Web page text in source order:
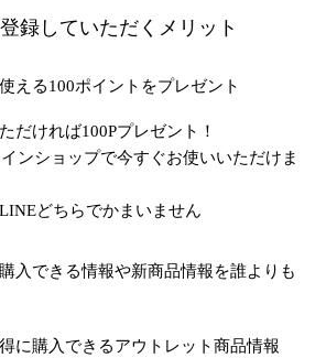
録していただくメリット
える100ポイントをプレゼント
だければ100Pプレゼント！
ンショップで今すぐお使いいただけま
どちらでかまいません
入できる情報や新商品情報を誰よりも
に購入できるアウトレット商品情報